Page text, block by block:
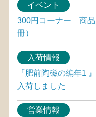
イベント
300円コーナー 商品
冊）
入荷情報
『肥前陶磁の編年1
入荷しました
営業情報